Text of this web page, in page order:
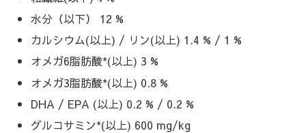
水分（以下） 12 %
カルシウム(以上) / リン(以上) 1.4 % / 1 %
オメガ6脂肪酸*(以上) 3 %
オメガ3脂肪酸*(以上) 0.8 %
DHA / EPA (以上) 0.2 % / 0.2 %
グルコサミン*(以上) 600 mg/kg